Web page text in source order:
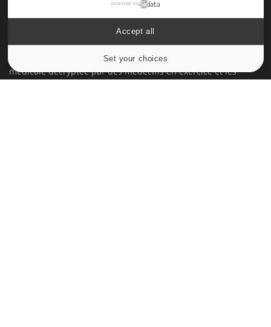
Le site santé de référence avec chaque jour toute l'actualité
médicale decryptée par des médecins en exercice et les
powered by
Set your choices
Accept all